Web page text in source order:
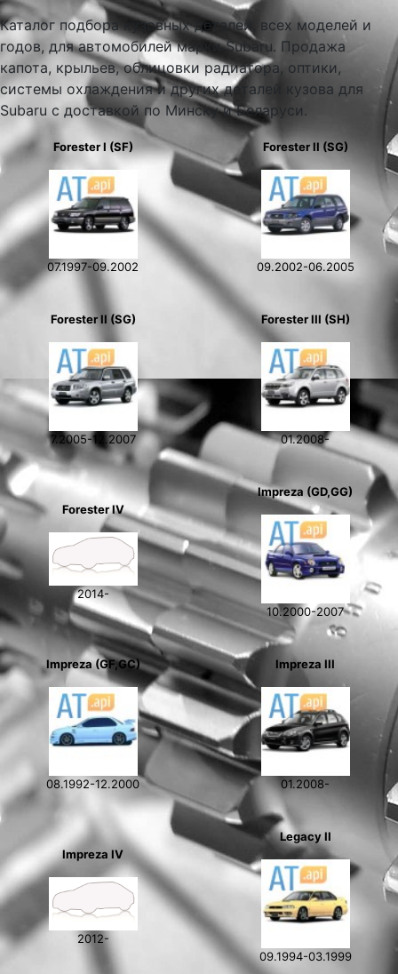
Каталог подбора кузовных деталей, всех моделей и
годов, для автомобилей марки Subaru. Продажа
капота, крыльев, облицовки радиатора, оптики,
системы охлаждения и других деталей кузова для
Subaru с доставкой по Минску и Беларуси.
Forester I (SF)
07.1997-09.2002
Forester II (SG)
09.2002-06.2005
Forester II (SG)
7.2005-12.2007
Forester III (SH)
01.2008-
Forester IV
2014-
Impreza (GD,GG)
10.2000-2007
Impreza (GF,GC)
08.1992-12.2000
Impreza III
01.2008-
Impreza IV
2012-
Legacy II
09.1994-03.1999